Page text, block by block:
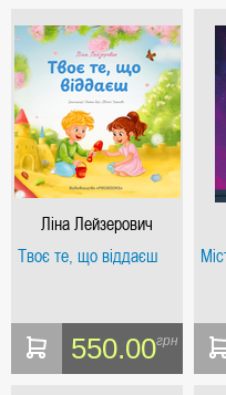
Ліна Лейзерович
Твоє те, що віддаєш
550.00грн